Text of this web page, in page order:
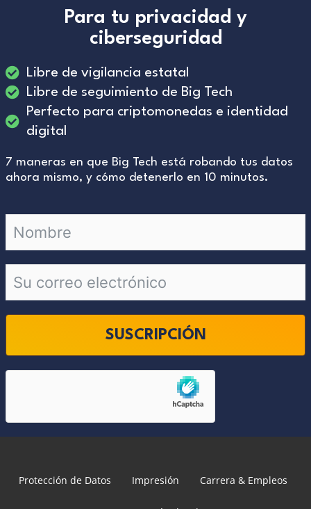
Para tu privacidad y
ciberseguridad
Libre de vigilancia estatal
Libre de seguimiento de Big Tech
Perfecto para criptomonedas e identidad
digital
7 maneras en que Big Tech está robando tus datos
ahora mismo, y cómo detenerlo en 10 minutos.
SUSCRIPCIÓN
Protección de Datos Impresión Carrera & Empleos